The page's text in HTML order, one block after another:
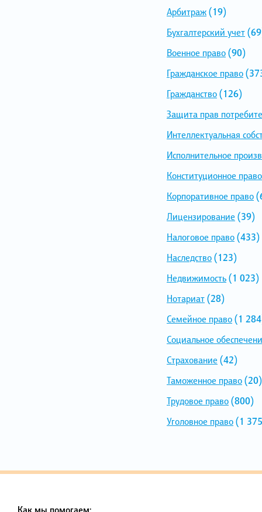
Арбитраж(19)
Бухгалтерский учет
Военное право(90)
Гражданское право
Гражданство(126)
Защита прав
Интеллектуальная
Исполнительное
Конституционное право
Корпоративное право
Лицензирование (39)
Налоговое право(433)
Наследство(123)
Недвижимость(1 023)
Нотариат(28)
Семейное право(1
Социальное
Страхование (42)
Таможенное право(20)
Трудовое право(800)
Уголовное право(1